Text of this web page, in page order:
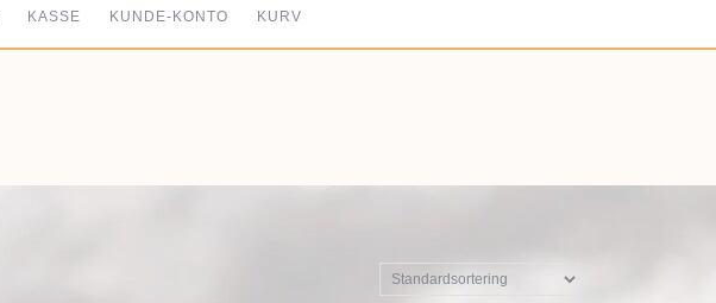
KASSE KUNDE-KONTO KURV